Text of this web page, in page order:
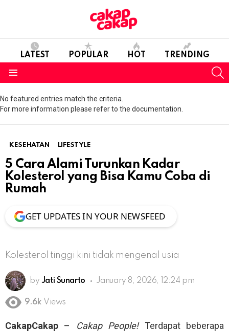
LATEST POPULAR HOT TRENDING
No featured entries match the criteria.
For more information please refer to the documentation.
KESEHATAN LIFESTYLE
5 Cara Alami Turunkan Kadar
Kolesterol yang Bisa Kamu Coba di
Rumah
GET UPDATES IN YOUR NEWSFEED
Kolesterol tinggi kini tidak mengenal usia
by Jati Sunarto January 8, 2026, 12:24 pm
9.6k Views
CakapCakap – Cakap People!Terdapat beberapa